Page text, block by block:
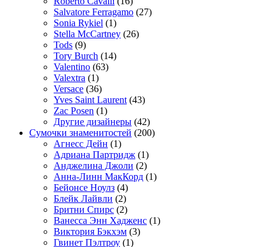
Salvatore Ferragamo (27)
Sonia Rykiel (1)
Stella McCartney (26)
Tods (9)
Tory Burch (14)
Valentino (63)
Valextra (1)
Versace (36)
Yves Saint Laurent (43)
Zac Posen (1)
Другие дизайнеры (42)
Сумочки знаменитостей (200)
Агнесс Дейн (1)
Адриана Партридж (1)
Анджелина Джоли (2)
Анна-Линн МакКорд (1)
Бейонсе Ноулз (4)
Блейк Лайвли (2)
Бритни Спирс (2)
Ванесса Энн Хадженс (1)
Виктория Бэкхэм (3)
Гвинет Пэлтроу (1)